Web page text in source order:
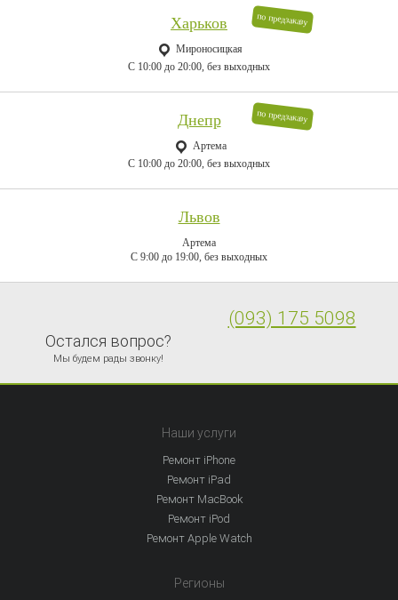
по предзаказу
Харьков
Мироносицкая
C 10:00 до 20:00, без выходных
по предзаказу
Днепр
Артема
C 10:00 до 20:00, без выходных
Львов
Артема
C 9:00 до 19:00, без выходных
Остался вопрос?
Мы будем рады звонку!
(093) 175 5098
Наши услуги
Ремонт iPhone
Ремонт iPad
Ремонт MacBook
Ремонт iPod
Ремонт Apple Watch
Регионы